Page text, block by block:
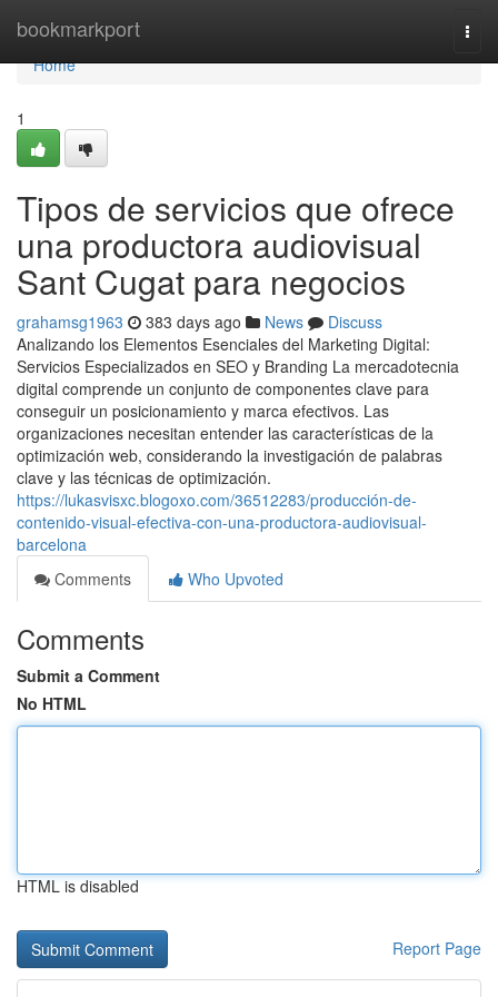
bookmarkport
Home
Home
1
Tipos de servicios que ofrece
una productora audiovisual
Sant Cugat para negocios
grahamsg1963 383 days ago News
Discuss
Analizando los Elementos Esenciales del Marketing Digital:
Servicios Especializados en SEO y Branding La mercadotecnia
digital comprende un conjunto de componentes clave para
conseguir un posicionamiento y marca efectivos. Las
organizaciones necesitan entender las características de la
optimización web, considerando la investigación de palabras
clave y las técnicas de optimización.
https://lukasvisxc.blogoxo.com/36512283/producción-de-
contenido-visual-efectiva-con-una-productora-audiovisual-
barcelona
Comments
Who Upvoted
Comments
Submit a Comment
No HTML
HTML is disabled
Report Page